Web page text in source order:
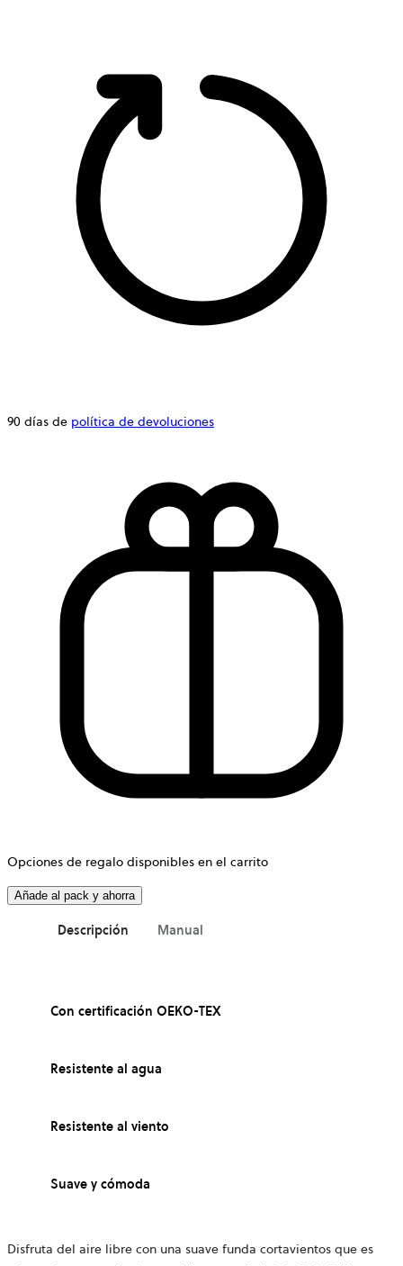
90 días de política de devoluciones
Opciones de regalo disponibles en el carrito
Añade al pack y ahorra
Descripción Manual
Con certificación OEKO-TEX
Resistente al agua
Resistente al viento
Suave y cómoda
Disfruta del aire libre con una suave funda cortavientos que es